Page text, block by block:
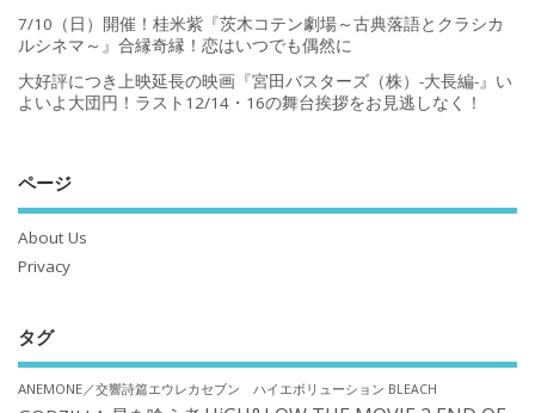
7/10（日）開催！桂米紫『茨木コテン劇場～古典落語とクラシカ
ルシネマ～』合縁奇縁！恋はいつでも偶然に
大好評につき上映延長の映画『宮田バスターズ（株）-大長編-』い
よいよ大団円！ラスト12/14・16の舞台挨拶をお見逃しなく！
ページ
About Us
Privacy
タグ
ANEMONE／交響詩篇エウレカセブン ハイエボリューション BLEACH